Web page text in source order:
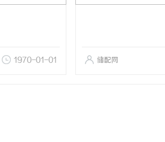
1970-01-01 储配网